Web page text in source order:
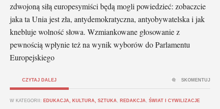
zdwojoną siłą europesymiści będą mogli powiedzieć: zobaczcie
jaka ta Unia jest zła, antydemokratyczna, antyobywatelska i jak
knebluje wolność słowa. Wzmiankowane głosowanie z
pewnością wpłynie też na wynik wyborów do Parlamentu
Europejskiego
CZYTAJ DALEJ
W KATEGORII: EDUKACJA, KULTURA, SZTUKA REDAKCJA ŚWIAT I CYWILIZACJE
SKOMENTUJ